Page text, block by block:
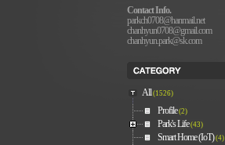
Contact Info.
parkch0708@hanmail.net
chanhyun0708@gmail.com
chanhyun.park@sk.com
All(1526)
Profile(2)
Park's Life(43)
Smart Home (IoT)(4)